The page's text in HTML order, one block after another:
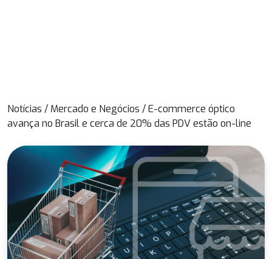
Notícias / Mercado e Negócios /E-commerce óptico
avança no Brasil e cerca de 20% das PDV estão on-line